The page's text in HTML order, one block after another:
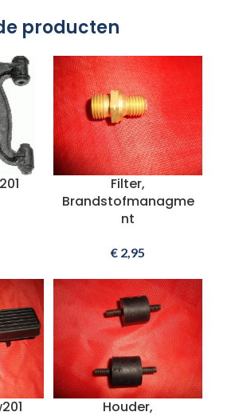
producten
Filter,
Brandstofmanagme
nt
€ 2,95
Houder,